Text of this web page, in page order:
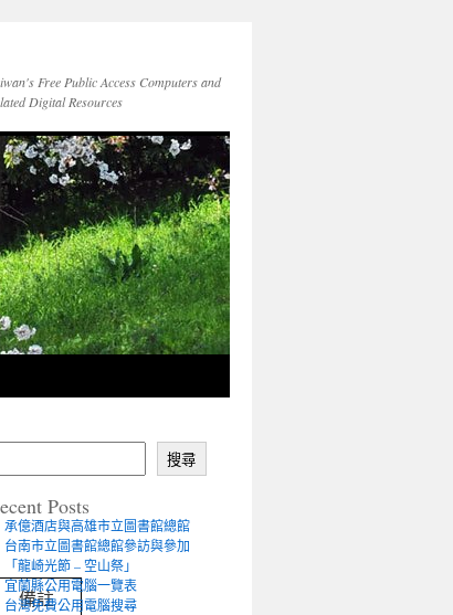
Free Public Access Computers and
Digital Resources
備註
搜尋
Posts
承億酒店與高雄市立圖書館總館
台南市立圖書館總館參訪與參加
「龍崎光節 – 空山祭」
宜蘭縣公用電腦一覽表
台灣免費公用電腦搜尋